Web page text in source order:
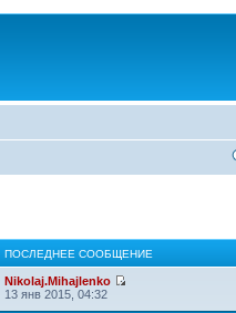
ПОСЛЕДНЕЕ СООБЩЕНИЕ
Nikolaj.Mihajlenko
13 янв 2015, 04:32